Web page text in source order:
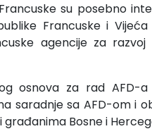
su posebno
Francuske i
agencije za
osnova za rad AFD-
saradnje sa AFD-om i
Bosne i